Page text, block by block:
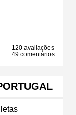
120 avaliações
49 comentários